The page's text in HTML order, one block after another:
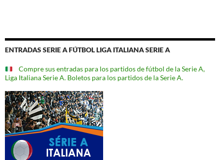
ENTRADAS SERIE A FÚTBOL LIGA ITALIANA SERIE A
Compre sus entradas para los partidos de fútbol de la Serie A,
Liga Italiana Serie A. Boletos para los partidos de la Serie A.